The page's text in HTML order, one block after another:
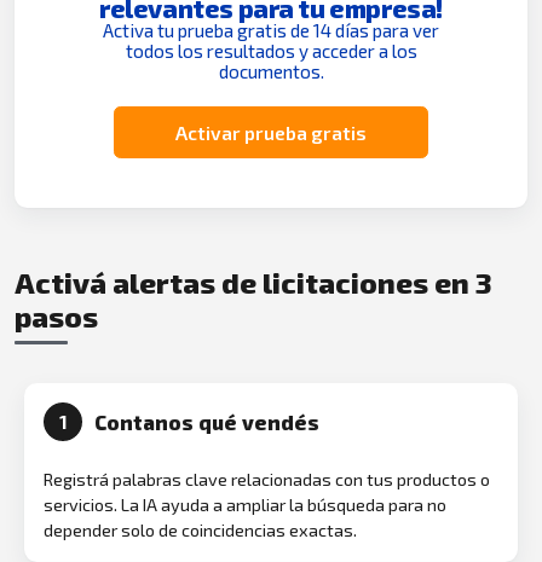
relevantes para tu empresa!
Activa tu prueba gratis de 14 días para ver
todos los resultados y acceder a los
documentos.
Activar prueba gratis
Activá alertas de licitaciones en 3
pasos
1 Contanos qué vendés
Registrá palabras clave relacionadas con tus productos o
servicios. La IA ayuda a ampliar la búsqueda para no
depender solo de coincidencias exactas.